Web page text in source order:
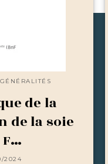
de la
de la soie
F…
2024